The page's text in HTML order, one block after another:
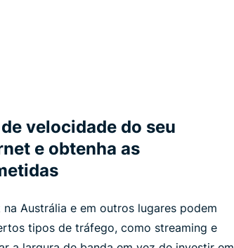
velocidade do seu
e obtenha as
Austrália e em outros lugares podem
tipos de tráfego, como streaming e